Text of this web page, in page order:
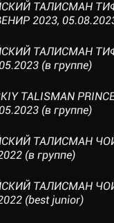
ТАЛИСМАН
2023,
ТАЛИСМАН
(в группе)
TALISMAN
(в группе)
ТАЛИСМАН
(в группе)
ТАЛИСМАН
(best junior)